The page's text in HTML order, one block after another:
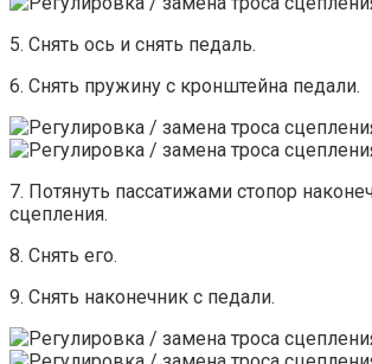
5. Снять ось и снять педаль.
6. Снять пружину с кронштейна педали.
7. Потянуть пассатижами стопор
сцепления.
8. Снять его.
9. Снять наконечник с педали.